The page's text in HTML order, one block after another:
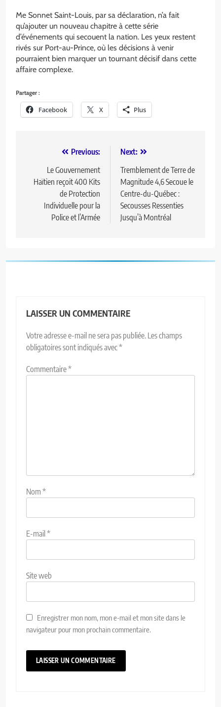
Me Sonnet Saint-Louis, par sa déclaration, n’a fait
qu’ajouter un nouveau chapitre à cette série
d’événements qui secouent la nation. Les yeux restent
rivés sur Port-au-Prince, où les décisions à venir
pourraient bien marquer un tournant décisif dans cette
affaire complexe.
Partager :
Facebook X Plus
Previous:
Le Gouvernement
Haïtien reçoit 400 Kits
de Protection
Individuelle pour la
Police et l’Armée
Next:
Tremblement de Terre de
Magnitude 4,6 Secoue le
Centre-du-Québec :
Secousses Ressenties
Jusqu’à Montréal
LAISSER UN COMMENTAIRE
Votre adresse e-mail ne sera pas publiée. Les champs
obligatoires sont indiqués avec*
Commentaire*
Nom *
E-mail*
Site web
Enregistrer mon nom, mon e-mail et mon site dans le
navigateur pour mon prochain commentaire.